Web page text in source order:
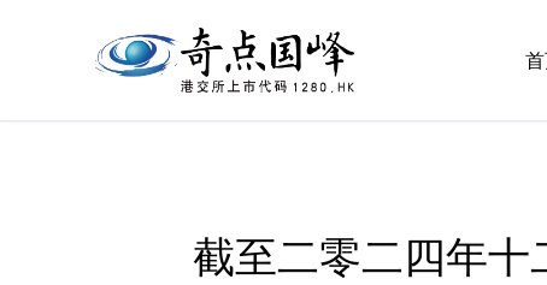
截至二零二四年